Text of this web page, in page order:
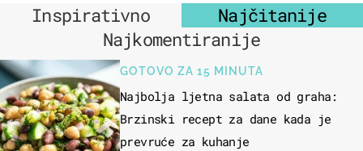
Inspirativno
Najčitanije
Najkomentiranije
GOTOVO ZA 15 MINUTA
Najbolja ljetna salata od graha:
Brzinski recept za dane kada je
prevruće za kuhanje